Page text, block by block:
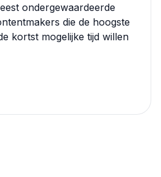
ondergewaardeerde
die de hoogste
kortst mogelijke tijd willen